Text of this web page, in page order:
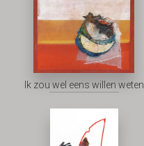
Ik zou wel eens willen weten